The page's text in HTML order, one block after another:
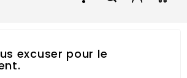
excuser pour le